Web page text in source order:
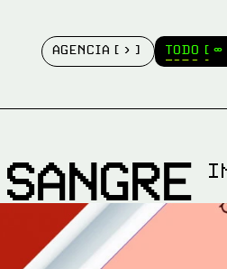
AGENCIA [ › ]
AGENCIA [ › ]
TODO [ ∞
TODO [